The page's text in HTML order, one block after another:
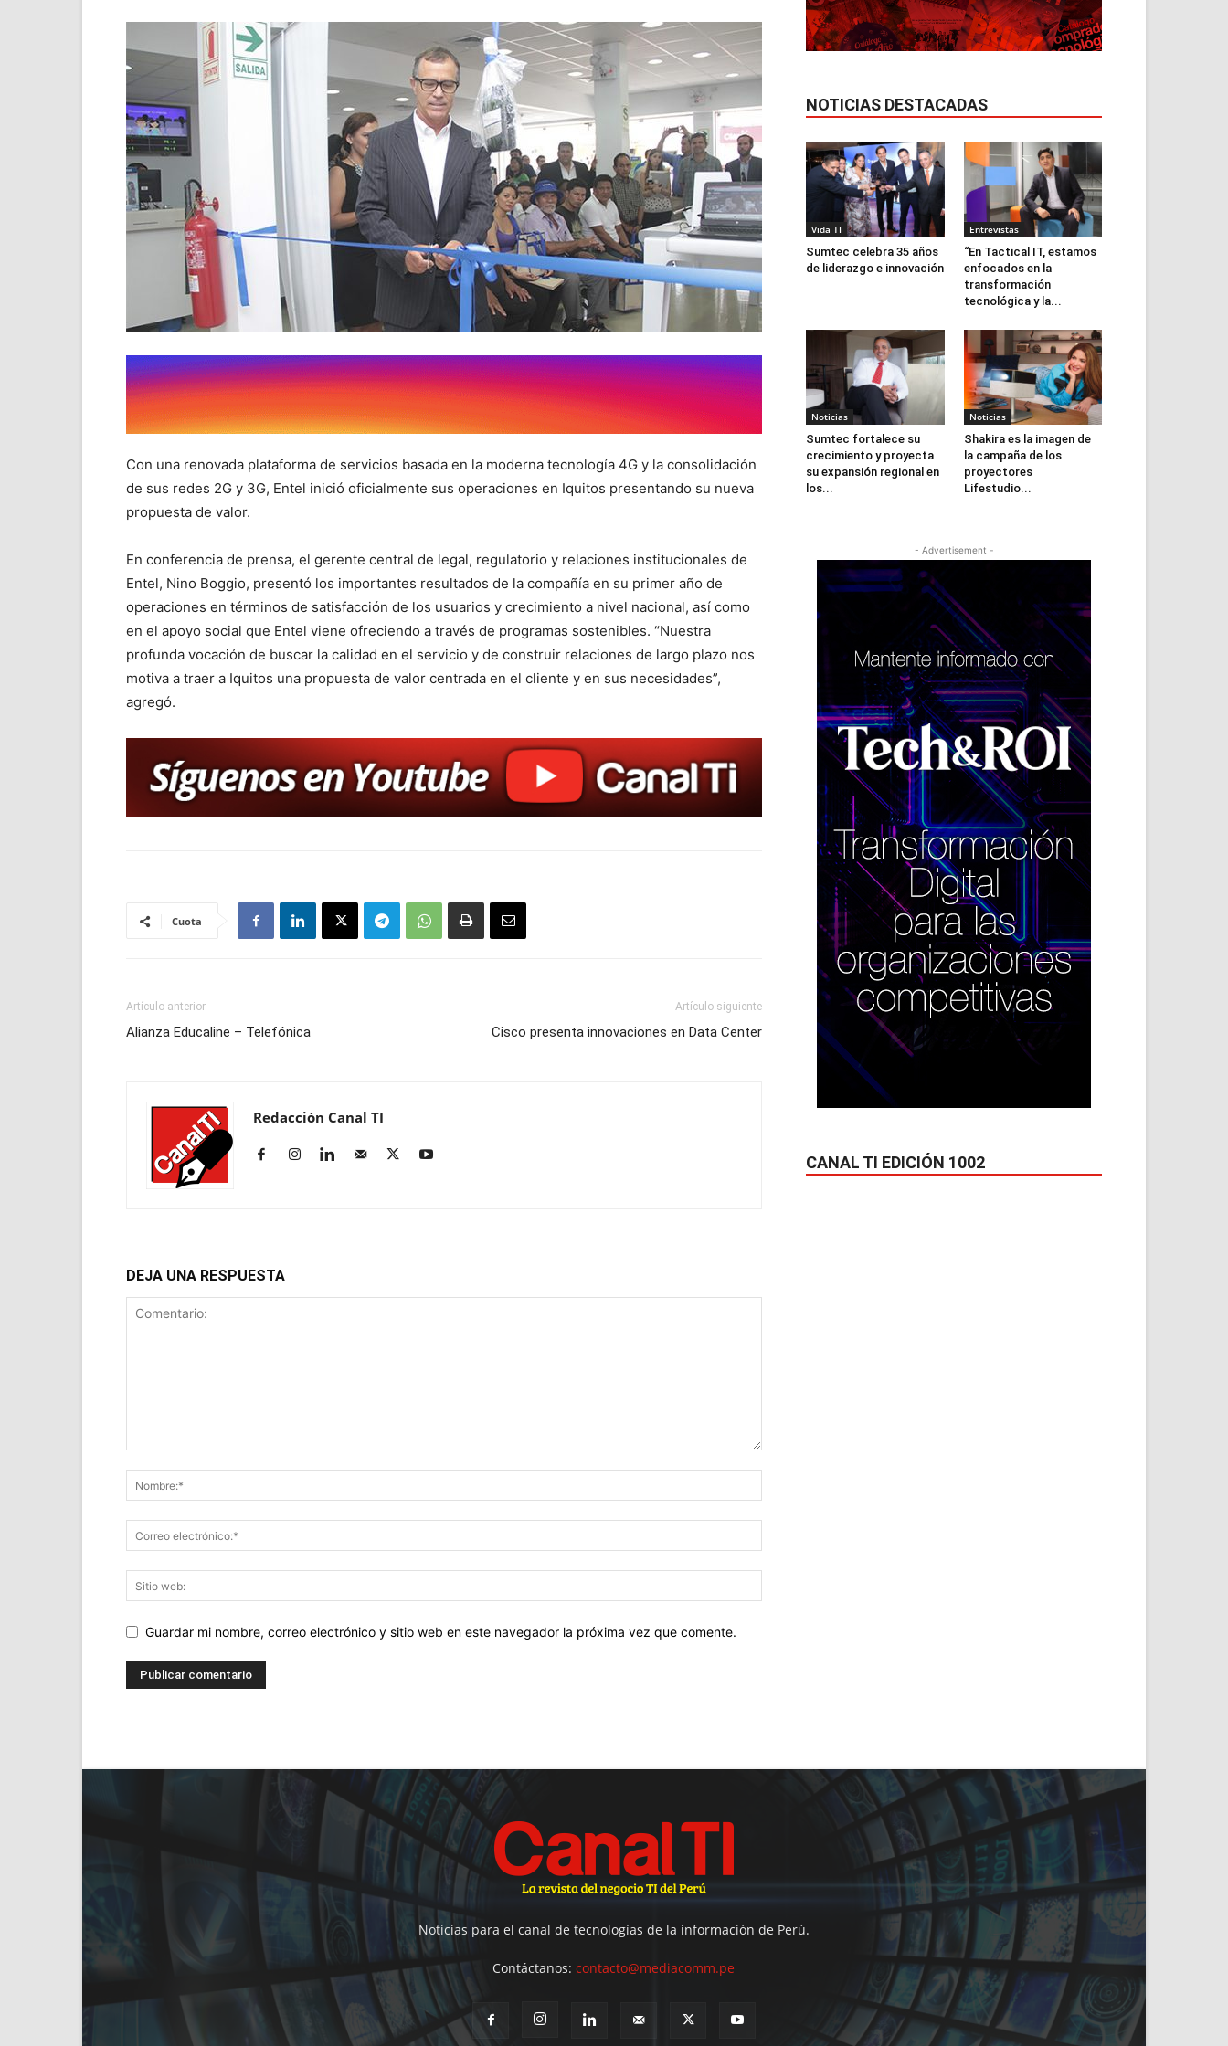
Con una renovada plataforma de servicios basada en la moderna tecnología 4G y la consolidación
de sus redes 2G y 3G, Entel inició oficialmente sus operaciones en Iquitos presentando su nueva
propuesta de valor.
En conferencia de prensa, el gerente central de legal, regulatorio y relaciones institucionales de
Entel, Nino Boggio, presentó los importantes resultados de la compañía en su primer año de
operaciones en términos de satisfacción de los usuarios y crecimiento a nivel nacional, así como
en el apoyo social que Entel viene ofreciendo a través de programas sostenibles. “Nuestra
profunda vocación de buscar la calidad en el servicio y de construir relaciones de largo plazo nos
motiva a traer a Iquitos una propuesta de valor centrada en el cliente y en sus necesidades”,
agregó.
Cuota
Artículo anterior
Alianza Educaline – Telefónica
Artículo siguiente
Cisco presenta innovaciones en Data Center
Redacción Canal TI
DEJA UNA RESPUESTA
Guardar mi nombre, correo electrónico y sitio web en este navegador la próxima vez que comente.
NOTICIAS DESTACADAS
Vida TI
Sumtec celebra 35 años
de liderazgo e innovación
Entrevistas
“En Tactical IT, estamos
enfocados en la
transformación
tecnológica y la...
Noticias
Sumtec fortalece su
crecimiento y proyecta
su expansión regional en
los...
Noticias
Shakira es la imagen de
la campaña de los
proyectores
Lifestudio...
- Advertisement -
CANAL TI EDICIÓN 1002
Noticias para el canal de tecnologías de la información de Perú.
Contáctanos:contacto@mediacomm.pe